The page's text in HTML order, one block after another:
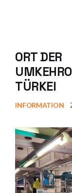
ORT DER
TÜRKEI
INFORMATION